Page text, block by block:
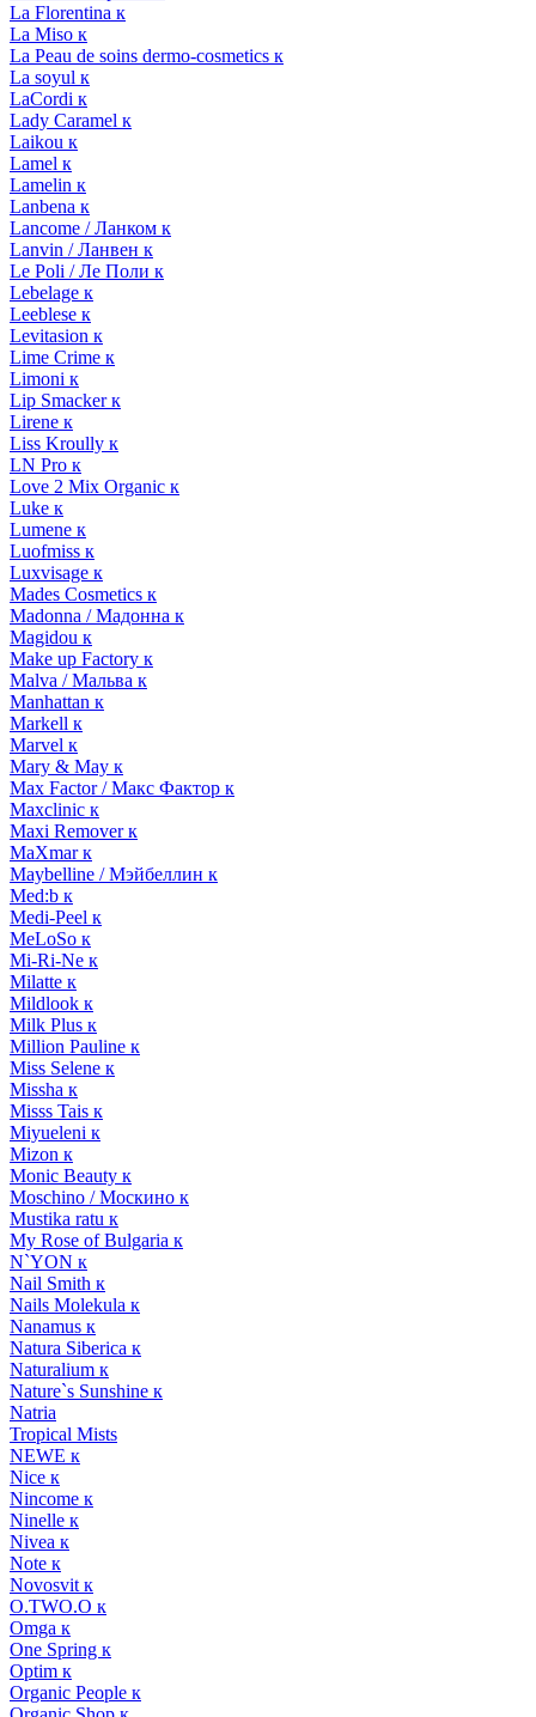
La Florentina к
La Miso к
La Peau de soins dermo-cosmetics к
La soyul к
LaCordi к
Lady Caramel к
Laikou к
Lamel к
Lamelin к
Lanbena к
Lancome / Ланком к
Lanvin / Ланвен к
Le Poli / Ле Поли к
Lebelage к
Leeblese к
Levitasion к
Lime Crime к
Limoni к
Lip Smacker к
Lirene к
Liss Kroully к
LN Pro к
Love 2 Mix Organic к
Luke к
Lumene к
Luofmiss к
Luxvisage к
Mades Cosmetics к
Madonna / Мадонна к
Magidou к
Make up Factory к
Malva / Мальва к
Manhattan к
Markell к
Marvel к
Mary & May к
Max Factor / Макс Фактор к
Maxclinic к
Maxi Remover к
MaXmar к
Maybelline / Мэйбеллин к
Med:b к
Medi-Peel к
MeLoSo к
Mi-Ri-Ne к
Milatte к
Mildlook к
Milk Plus к
Million Pauline к
Miss Selene к
Missha к
Misss Tais к
Miyueleni к
Mizon к
Monic Beauty к
Moschino / Москино к
Mustika ratu к
My Rose of Bulgaria к
N`YON к
Nail Smith к
Nails Molekula к
Nanamus к
Natura Siberica к
Naturalium к
Nature`s Sunshine к
Natria
Tropical Mists
NEWE к
Nice к
Nincome к
Ninelle к
Nivea к
Note к
Novosvit к
O.TWO.O к
Omga к
One Spring к
Optim к
Organic People к